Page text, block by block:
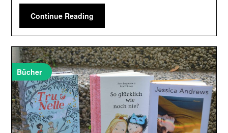
Continue Reading
Bücher